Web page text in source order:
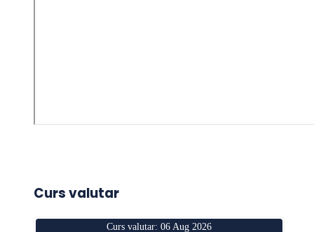
Curs valutar
Curs valutar: 06 Aug 2026